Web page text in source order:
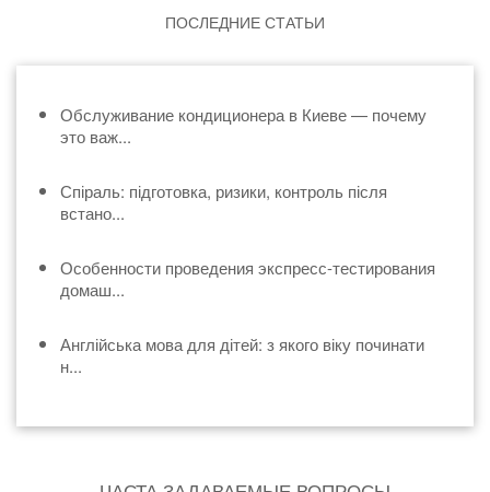
ПОСЛЕДНИЕ СТАТЬИ
Обслуживание кондиционера в Киеве — почему
это важ...
Спіраль: підготовка, ризики, контроль після
встано...
Особенности проведения экспресс-тестирования
домаш...
Англійська мова для дітей: з якого віку починати
н...